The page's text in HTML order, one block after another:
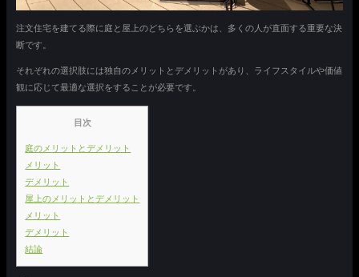
注文住宅を建てる際に庭と屋上のどちらを選ぶかは、多くの人が直面する重要な決
断です。
それぞれの選択肢には独自のメリットとデメリットがあり、ライフスタイルや価値
観に応じて最適な選択をすることが必要です。
目次
庭のメリットとデメリット
メリット
デメリット
屋上のメリットとデメリット
メリット
デメリット
結論